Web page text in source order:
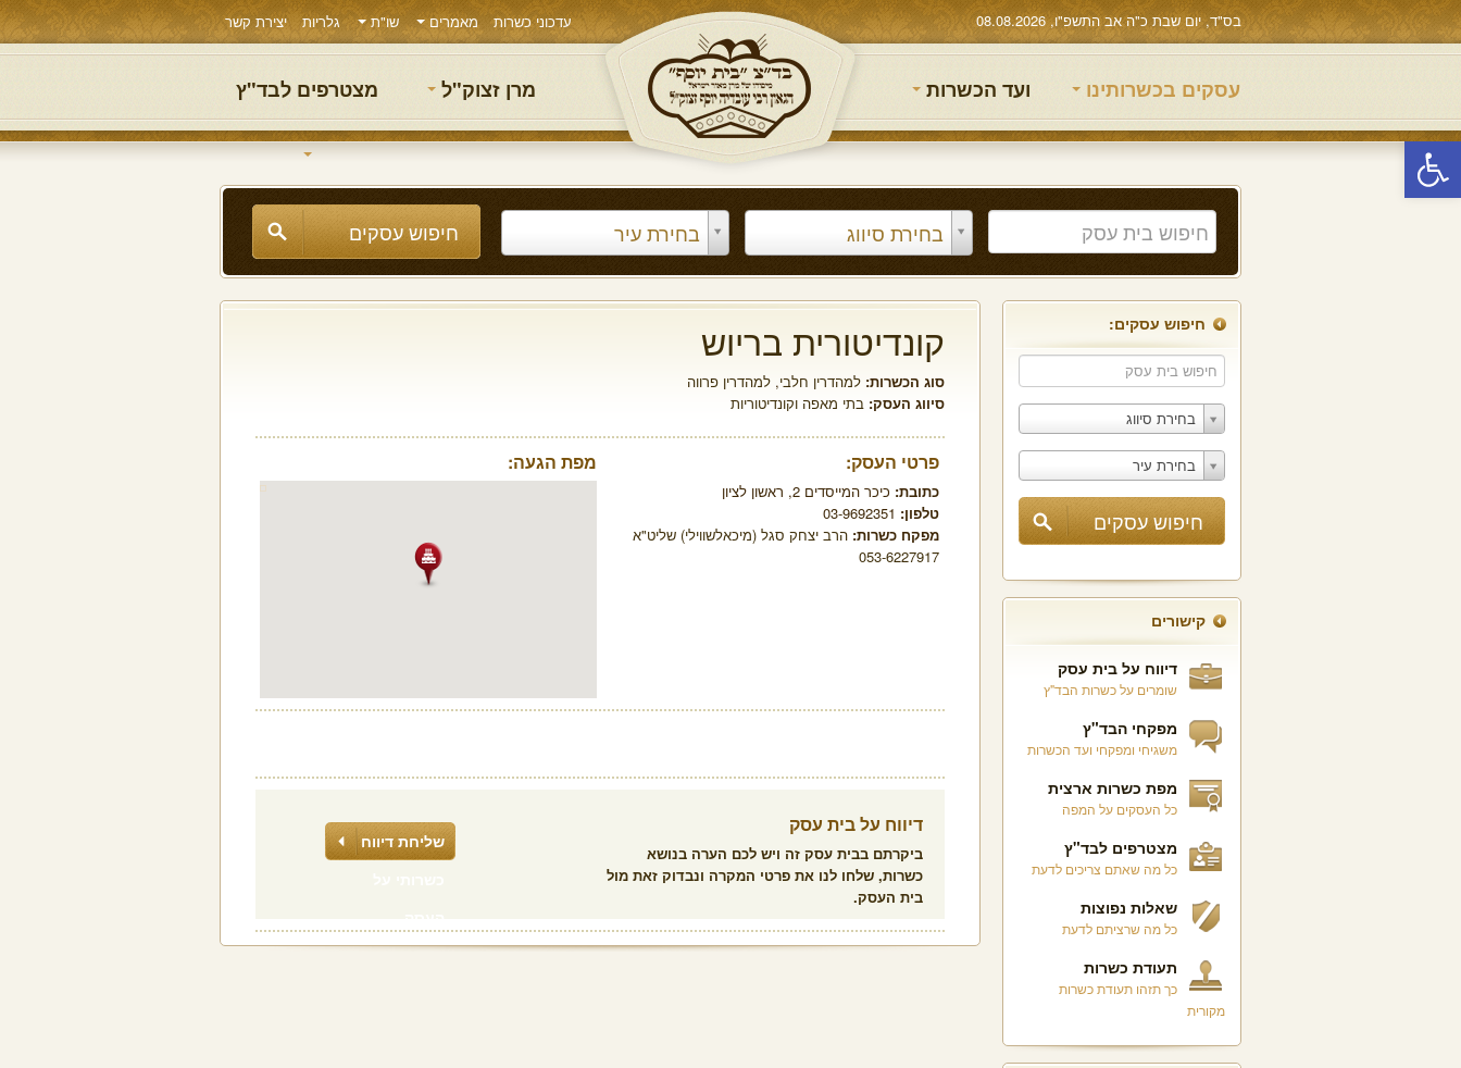
פתח סרגל נגישות
בס"ד, יום שבת כ"ה אב התשפ"ו, 08.08.2026 עדכוני כשרות מאמרים שו"ת גלריות יצירת קשר
עסקים בכשרותינו ועד הכשרות מרן זצוק"ל מצטרפים לבד"ץ
בחירת סיווג בחירת עיר
חיפוש עסקים:
בחירת סיווג
בחירת עיר
קישורים
דיווח על בית עסק
שומרים על כשרות הבד"ץ
מפקחי הבד"ץ
משגיחי ומפקחי ועד הכשרות
מפת כשרות ארצית
כל העסקים על המפה
מצטרפים לבד"ץ
כל מה שאתם צריכים לדעת
שאלות נפוצות
כל מה שרציתם לדעת
תעודת כשרות
כך תזהו תעודת כשרות
מקורית
קונדיטורית בריוש
סוג הכשרות: למהדרין חלבי, למהדרין פרווה
סיווג העסק: בתי מאפה וקונדיטוריות
פרטי העסק:
כתובת: כיכר המייסדים 2, ראשון לציון
טלפון: 03-9692351
מפקח כשרות: הרב יצחק סגל (מיכאלשווילי) שליט"א
053-6227917
מפת הגעה:
דיווח על בית עסק
ביקרתם בבית עסק זה ויש לכם הערה בנושא
כשרות, שלחו לנו את פרטי המקרה ונבדוק זאת מול
בית העסק.
שליחת דיווח